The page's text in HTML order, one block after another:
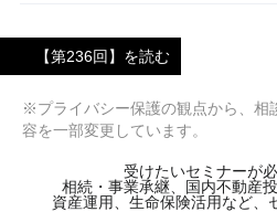
【第236回】を読む
※プライバシー保護の観点から、相
容を一部変更しています。
受けたいセミナーが
相続・事業承継、国内不動産
資産運用、生命保険活用など、